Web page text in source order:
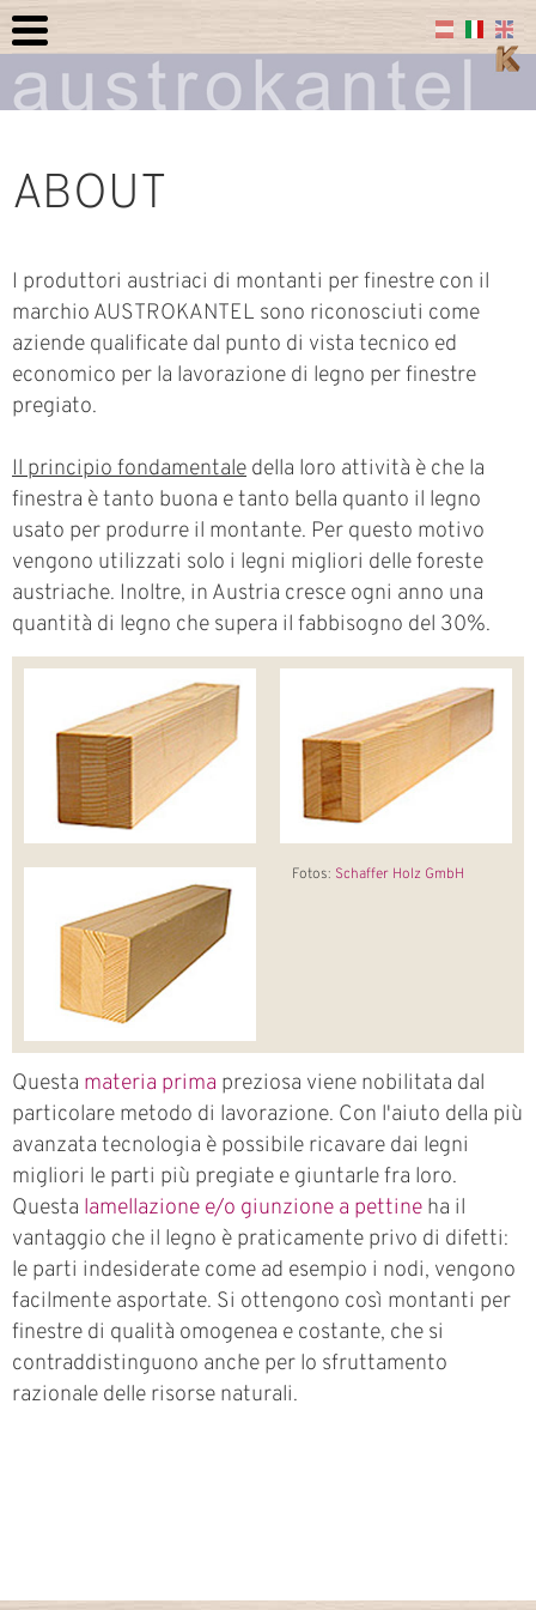
ABOUT
I produttori austriaci di montanti per finestre con il
marchio AUSTROKANTEL sono riconosciuti come
aziende qualificate dal punto di vista tecnico ed
economico per la lavorazione di legno per finestre
pregiato.
Il principio fondamentale della loro attività è che la
finestra è tanto buona e tanto bella quanto il legno
usato per produrre il montante. Per questo motivo
vengono utilizzati solo i legni migliori delle foreste
austriache. Inoltre, in Austria cresce ogni anno una
quantità di legno che supera il fabbisogno del 30%.
Fotos: Schaffer Holz GmbH
Questa materia prima preziosa viene nobilitata dal
particolare metodo di lavorazione. Con l'aiuto della più
avanzata tecnologia è possibile ricavare dai legni
migliori le parti più pregiate e giuntarle fra loro.
Questa lamellazione e/o giunzione a pettine ha il
vantaggio che il legno è praticamente privo di difetti:
le parti indesiderate come ad esempio i nodi, vengono
facilmente asportate. Si ottengono così montanti per
finestre di qualità omogenea e costante, che si
contraddistinguono anche per lo sfruttamento
razionale delle risorse naturali.